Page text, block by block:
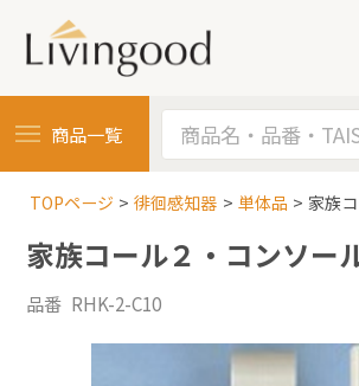
商品一覧
TOPページ 徘徊感知器 単体品 家族
家族コール２・コンソー
品番 RHK-2-C10